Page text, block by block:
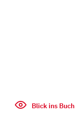
Blick ins Buch